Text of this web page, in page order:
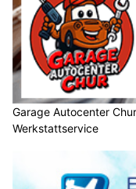
Garage Autocenter
Werkstattservice